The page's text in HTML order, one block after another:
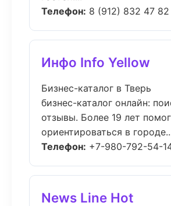
Телефон: 8 (912) 832 47 82
Инфо Info Yellow
Бизнес-каталог в Тверь
бизнес-каталог онлайн:
отзывы. Более 19 лет
ориентироваться в
Телефон: +7-980-792-54-
News Line Hot